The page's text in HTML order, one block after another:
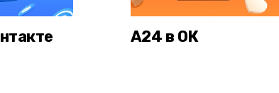
А24 в ОК